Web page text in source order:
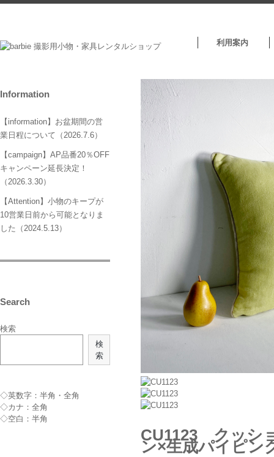
利用案内
CU1123 クッシ
ン×生成パイピ
Information
【information】お盆期間の営
業日程について（2026.7.6）
【campaign】AP品番20％OFF
キャンペーン延長決定！
（2026.3.30）
【Attention】小物のキープが
10営業日前から可能となりま
した（2024.5.13）
Search
検索
検
索
◇英数字：半角・全角
◇カナ：全角
◇空白：半角